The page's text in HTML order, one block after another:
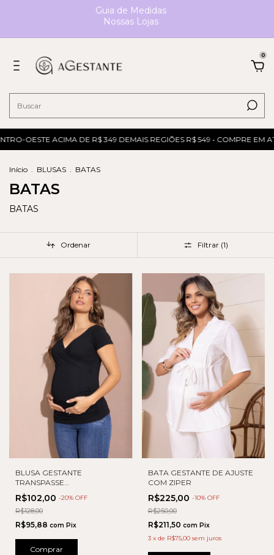
Guia de Medidas
Nossas Lojas
0
OESTE ACIMA DE R$ 349 DEMAIS REGIÕES R$ 549 • COMPRE EM
Início . BLUSAS . BATAS
BATAS
BATAS
Ordenar Filtrar (1)
BLUSA GESTANTE
TRANSPASSE
AMAMENTAÇÃO
R$102,00 -20% OFF
R$128,00
R$95,88 com Pix
Comprar
BATA GESTANTE DE AJUSTE
COM ZIPER
R$225,00 -10% OFF
R$250,00
R$211,50 com Pix
3 x de R$75,00 sem juros